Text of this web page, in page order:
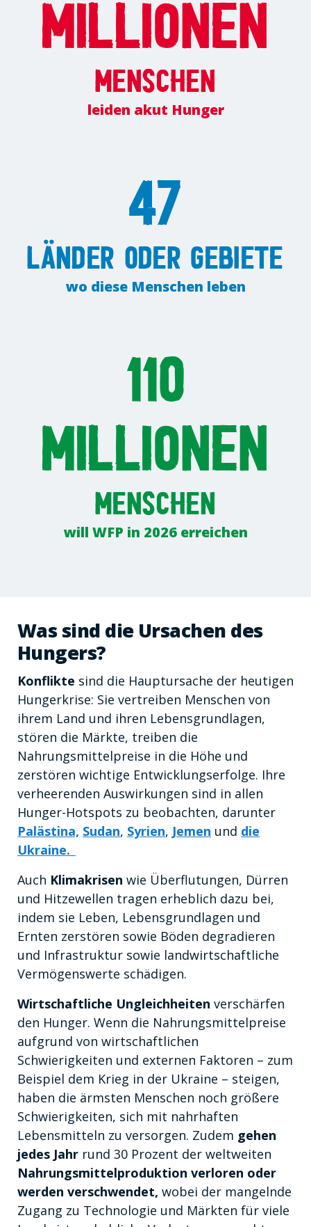
Millionen
Menschen
leiden akut Hunger
47
Länder oder Gebiete
wo diese Menschen leben
110
Millionen
Menschen
will WFP in 2026 erreichen
Was sind die Ursachen des
Hungers?
Konflikte sind die Hauptursache der heutigen
Hungerkrise: Sie vertreiben Menschen von
ihrem Land und ihren Lebensgrundlagen,
stören die Märkte, treiben die
Nahrungsmittelpreise in die Höhe und
zerstören wichtige Entwicklungserfolge. Ihre
verheerenden Auswirkungen sind in allen
Hunger-Hotspots zu beobachten, darunter
Palästina, Sudan, Syrien, Jemen und die
Ukraine.
Auch Klimakrisen wie Überflutungen, Dürren
und Hitzewellen tragen erheblich dazu bei,
indem sie Leben, Lebensgrundlagen und
Ernten zerstören sowie Böden degradieren
und Infrastruktur sowie landwirtschaftliche
Vermögenswerte schädigen.
Wirtschaftliche Ungleichheiten verschärfen
den Hunger. Wenn die Nahrungsmittelpreise
aufgrund von wirtschaftlichen
Schwierigkeiten und externen Faktoren – zum
Beispiel dem Krieg in der Ukraine – steigen,
haben die ärmsten Menschen noch größere
Schwierigkeiten, sich mit nahrhaften
Lebensmitteln zu versorgen. Zudem gehen
jedes Jahr rund 30 Prozent der weltweiten
Nahrungsmittelproduktion verloren oder
werden verschwendet, wobei der mangelnde
Zugang zu Technologie und Märkten für viele